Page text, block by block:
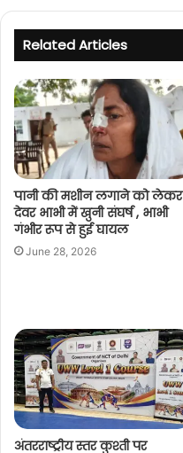
Related Articles
पानी की मशीन लगाने को लेकर
देवर भाभी में खुनी संघर्ष , भाभी
गंभीर रूप से हुई घायल
June 28, 2026
अंतरराष्ट्रीय स्तर कुश्ती पर